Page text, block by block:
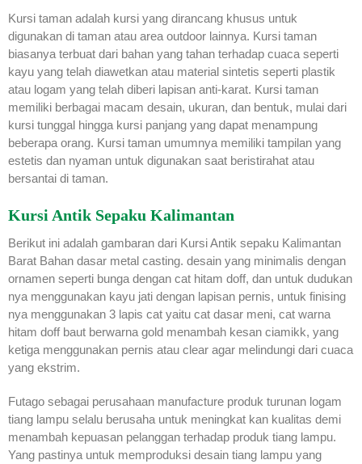
Kursi taman adalah kursi yang dirancang khusus untuk
digunakan di taman atau area outdoor lainnya. Kursi taman
biasanya terbuat dari bahan yang tahan terhadap cuaca seperti
kayu yang telah diawetkan atau material sintetis seperti plastik
atau logam yang telah diberi lapisan anti-karat. Kursi taman
memiliki berbagai macam desain, ukuran, dan bentuk, mulai dari
kursi tunggal hingga kursi panjang yang dapat menampung
beberapa orang. Kursi taman umumnya memiliki tampilan yang
estetis dan nyaman untuk digunakan saat beristirahat atau
bersantai di taman.
Kursi Antik Sepaku Kalimantan
Berikut ini adalah gambaran dari Kursi Antik sepaku Kalimantan
Barat Bahan dasar metal casting. desain yang minimalis dengan
ornamen seperti bunga dengan cat hitam doff, dan untuk dudukan
nya menggunakan kayu jati dengan lapisan pernis, untuk finising
nya menggunakan 3 lapis cat yaitu cat dasar meni, cat warna
hitam doff baut berwarna gold menambah kesan ciamikk, yang
ketiga menggunakan pernis atau clear agar melindungi dari cuaca
yang ekstrim.
Futago sebagai perusahaan manufacture produk turunan logam
tiang lampu selalu berusaha untuk meningkat kan kualitas demi
menambah kepuasan pelanggan terhadap produk tiang lampu.
Yang pastinya untuk memproduksi desain tiang lampu yang